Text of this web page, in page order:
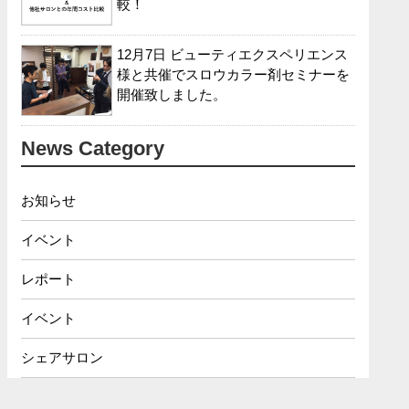
較！
12月7日 ビューティエクスペリエンス
様と共催でスロウカラー剤セミナーを
開催致しました。
News Category
お知らせ
イベント
レポート
イベント
シェアサロン